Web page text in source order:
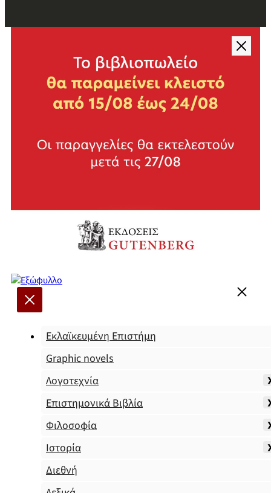
Εκλαϊκευμένη Επιστήμη
Graphic novels
Λογοτεχνία
Επιστημονικά Βιβλία
Φιλοσοφία
Ιστορία
Διεθνή